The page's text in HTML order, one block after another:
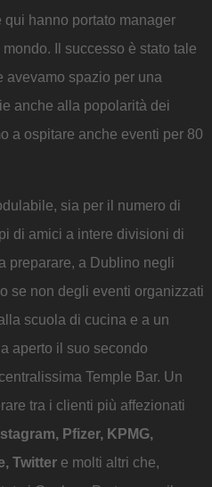
hanno portato manager
Il successo è stato tale
avevamo spazio per una
anche alla popolarità dei
a ospitare anche eventi per 80
sia per il numero di
di amici a intere divisioni di
preparare, a Dublino negli
se non degli eventi organizzati
scuola di cucina e a un
aperto il suo secondo
Temple Bar. Un
tra i clienti più affezionati
Pfizer, KPMG,
Twitter e molti altri che,